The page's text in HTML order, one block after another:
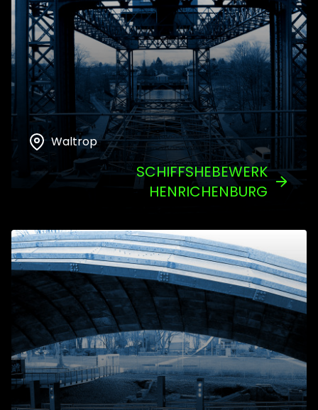
Waltrop
SCHIFFSHEBEWERK
HENRICHENBURG